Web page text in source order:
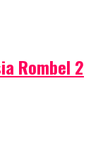
Rombel 2